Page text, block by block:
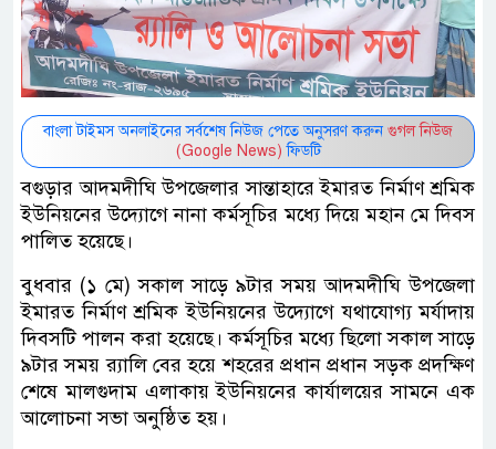
বাংলা টাইমস অনলাইনের সর্বশেষ নিউজ পেতে অনুসরণ করুন গুগল নিউজ
(Google News) ফিডটি
বগুড়ার আদমদীঘি উপজেলার সান্তাহারে ইমারত নির্মাণ শ্রমিক
ইউনিয়নের উদ্যোগে নানা কর্মসূচির মধ্যে দিয়ে মহান মে দিবস
পালিত হয়েছে।
বুধবার (১ মে) সকাল সাড়ে ৯টার সময় আদমদীঘি উপজেলা
ইমারত নির্মাণ শ্রমিক ইউনিয়নের উদ্যোগে যথাযোগ্য মর্যাদায়
দিবসটি পালন করা হয়েছে। কর্মসূচির মধ্যে ছিলো সকাল সাড়ে
৯টার সময় র‍্যালি বের হয়ে শহরের প্রধান প্রধান সড়ক প্রদক্ষিণ
শেষে মালগুদাম এলাকায় ইউনিয়নের কার্যালয়ের সামনে এক
আলোচনা সভা অনুষ্ঠিত হয়।